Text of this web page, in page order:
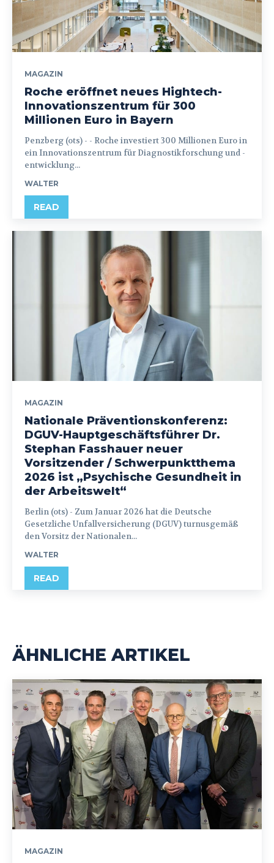
MAGAZIN
Roche eröffnet neues Hightech-
Innovationszentrum für 300
Millionen Euro in Bayern
Penzberg (ots) - - Roche investiert 300 Millionen Euro in
ein Innovationszentrum für Diagnostikforschung und -
entwicklung...
WALTER
READ
MAGAZIN
Nationale Präventionskonferenz:
DGUV-Hauptgeschäftsführer Dr.
Stephan Fasshauer neuer
Vorsitzender / Schwerpunktthema
2026 ist „Psychische Gesundheit in
der Arbeitswelt“
Berlin (ots) - Zum Januar 2026 hat die Deutsche
Gesetzliche Unfallversicherung (DGUV) turnusgemäß
den Vorsitz der Nationalen...
WALTER
READ
ÄHNLICHE ARTIKEL
MAGAZIN